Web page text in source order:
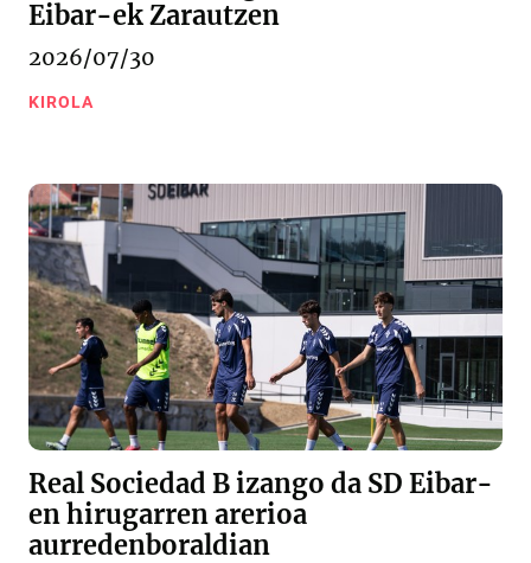
Eibar-ek Zarautzen
2026/07/30
KIROLA
Real Sociedad B izango da SD Eibar-
en hirugarren arerioa
aurredenboraldian